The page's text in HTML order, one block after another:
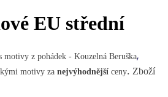
EU střední
motivy z pohádek - Kouzelná Beruška,
motivy za nejvýhodnější ceny. Zboží